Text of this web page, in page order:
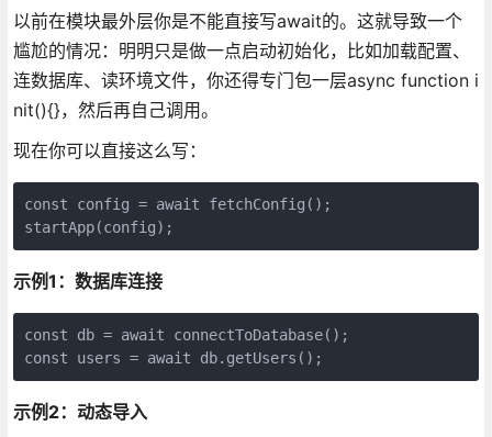
以前在模块最外层你是不能直接写await的。这就导致一个
尴尬的情况：明明只是做一点启动初始化，比如加载配置、
连数据库、读环境文件，你还得专门包一层async function i
nit(){}，然后再自己调用。
现在你可以直接这么写：
const config = await fetchConfig();
startApp(config);
示例1：数据库连接
const db = await connectToDatabase();
const users = await db.getUsers();
示例2：动态导入